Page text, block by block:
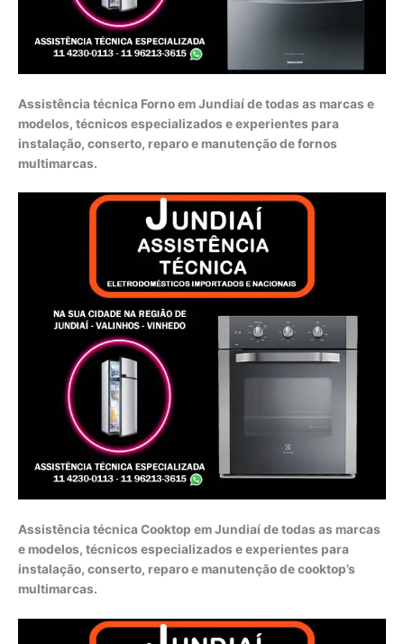
Assistência técnica Forno em Jundiaí de todas as marcas e
modelos, técnicos especializados e experientes para
instalação, conserto, reparo e manutenção de fornos
multimarcas.
Assistência técnica Cooktop em Jundiaí de todas as marcas
e modelos, técnicos especializados e experientes para
instalação, conserto, reparo e manutenção de cooktop’s
multimarcas.